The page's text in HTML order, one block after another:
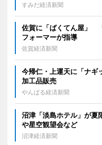
すみだ経済新聞
佐賀に「ばくてん屋」
フォーマーが指導
佐賀経済新聞
今帰仁・上運天に「ナ
加工品販売
やんばる経済新聞
沼津「淡島ホテル」が
や星空観望会など
沼津経済新聞